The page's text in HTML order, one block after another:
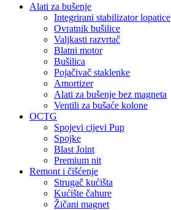
Alati za bušenje
Integrirani stabilizator lopatice
Ovratnik bušilice
Valjkasti razvrtač
Blatni motor
Bušilica
Pojačivač staklenke
Amortizer
Alati za bušenje bez magneta
Ventili za bušaće kolone
OCTG
Spojevi cijevi Pup
Spojke
Blast Joint
Premium nit
Remont i čišćenje
Strugač kućišta
Kućište čahure
Žičani magnet